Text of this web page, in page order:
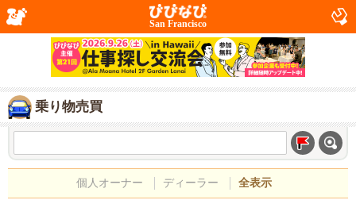
San Francisco
乗り物売買
個人オーナー ディーラー 全表示